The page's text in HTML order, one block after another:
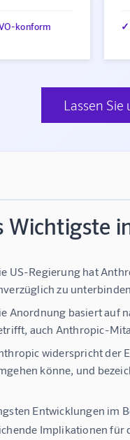
konform ✓
Lassen
Wichtigste
US-Regierung hat
zu unterbinden.
Anordnung basiert auf
auch Anthropic-
widerspricht der
könne, und
Entwicklungen im
Implikationen für